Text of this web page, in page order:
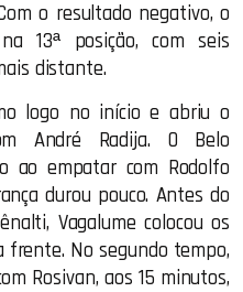
o resultado negativo, o
13ª posição, com seis
distante.
logo no início e abriu o
André Radija. O Belo
ao empatar com Rodolfo
durou pouco. Antes do
Vagalume colocou os
frente. No segundo tempo,
Rosivan, aos 15 minutos,